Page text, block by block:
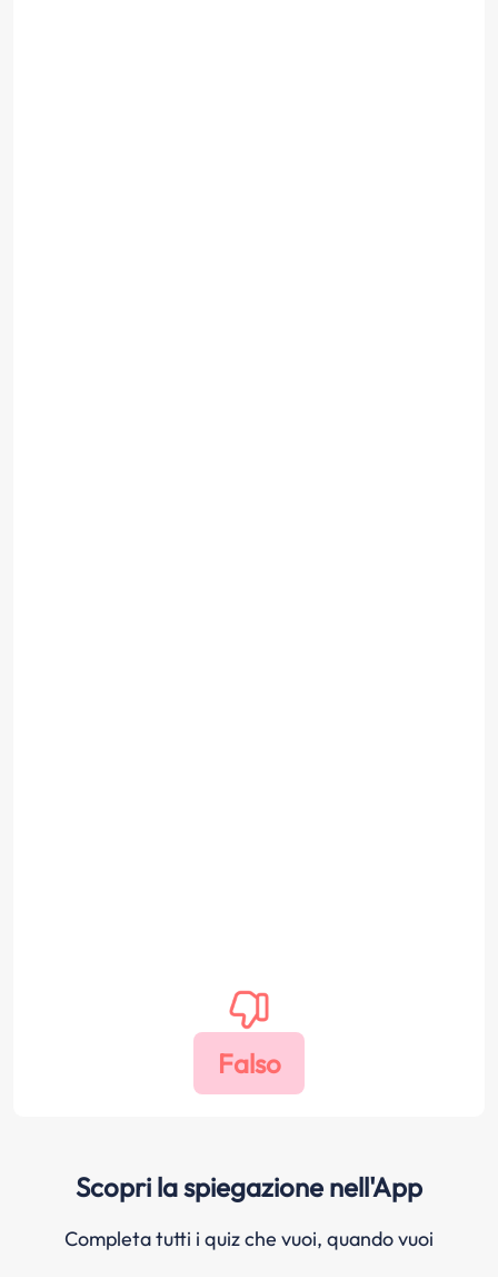
Scopri la spiegazione nell'App
Completa tutti i quiz che vuoi, quando vuoi